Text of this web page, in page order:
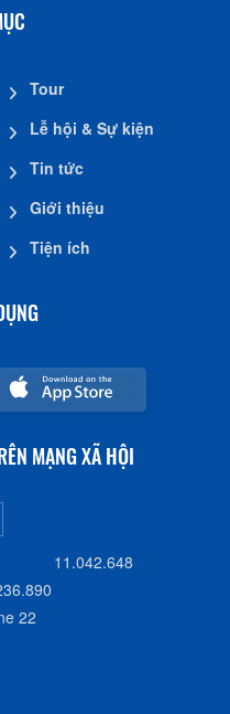
Tour
Lễ hội & Sự kiện
Tin tức
Giới thiệu
Tiện ích
MẠNG XÃ HỘI
11.042.648
22